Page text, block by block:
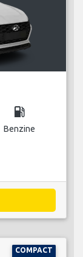
local_gas_station
Benzine
COMPACT